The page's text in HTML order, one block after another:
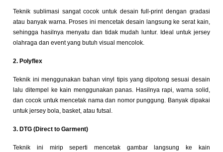
Teknik sublimasi sangat cocok untuk desain full-print dengan gradasi
atau banyak warna. Proses ini mencetak desain langsung ke serat kain,
sehingga hasilnya menyatu dan tidak mudah luntur. Ideal untuk jersey
olahraga dan event yang butuh visual mencolok.
2. Polyflex
Teknik ini menggunakan bahan vinyl tipis yang dipotong sesuai desain
lalu ditempel ke kain menggunakan panas. Hasilnya rapi, warna solid,
dan cocok untuk mencetak nama dan nomor punggung. Banyak dipakai
untuk jersey bola, basket, atau futsal.
3. DTG (Direct to Garment)
Teknik ini mirip seperti mencetak gambar langsung ke kain